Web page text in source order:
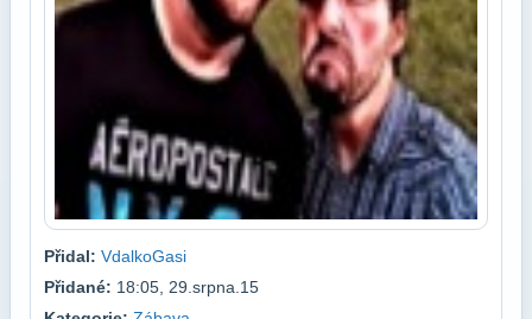
Přidal: VdalkoGasi
Přidané: 18:05, 29.srpna.15